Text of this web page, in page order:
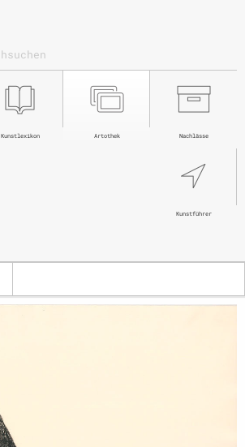
Nachlässe
Artothek
Kunstlexikon
Kunstführer